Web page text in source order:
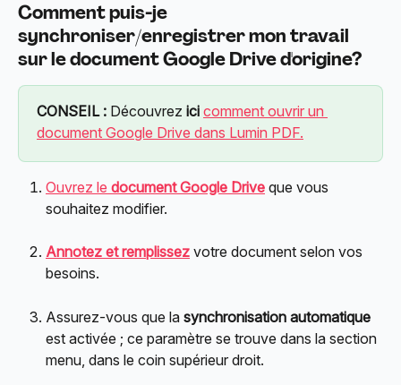
Comment puis-je
synchroniser/enregistrer mon travail
sur le document Google Drive d'origine?
CONSEIL : Découvrez ici comment ouvrir un
document Google Drive dans Lumin PDF.
Ouvrez le document Google Drive que vous
souhaitez modifier.
Annotez et remplissez votre document selon vos
besoins.
Assurez-vous que la synchronisation automatique
est activée ; ce paramètre se trouve dans la section
menu, dans le coin supérieur droit.